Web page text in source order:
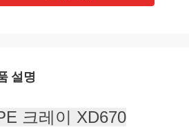
설명
크레이 XD670